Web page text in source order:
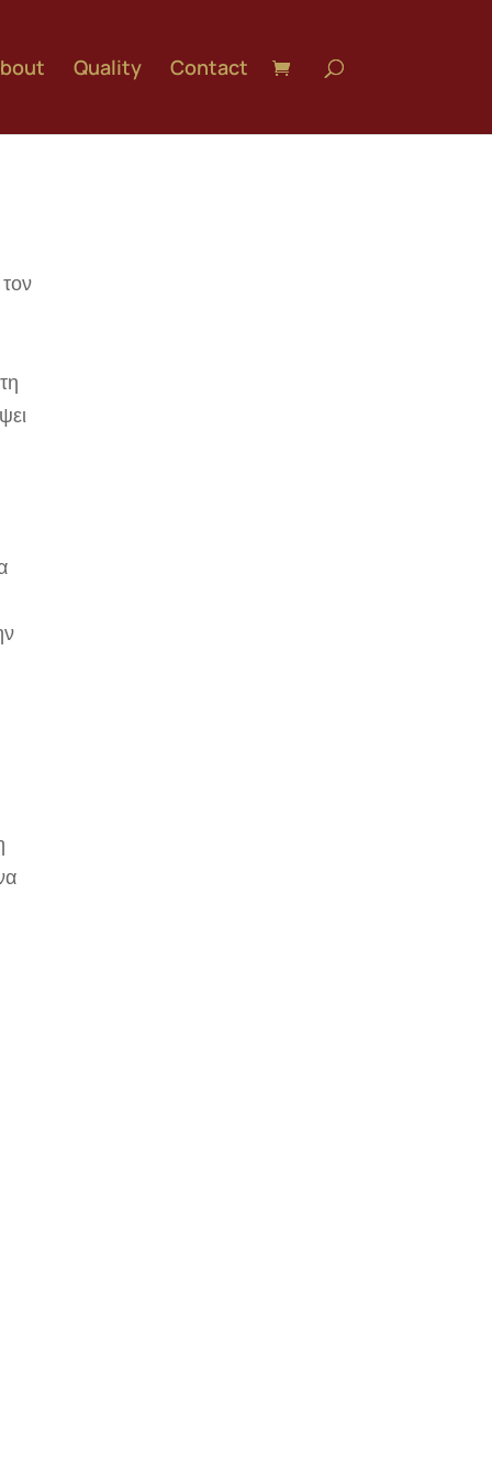
Quality Contact